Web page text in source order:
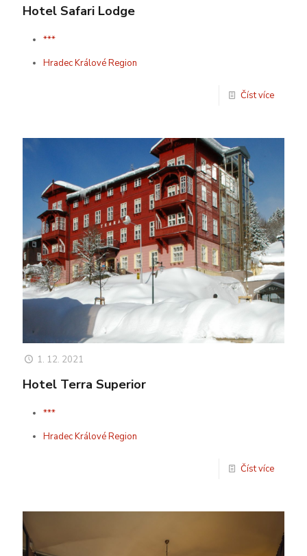
Hotel Safari Lodge
***
Hradec Králové Region
Číst více
1. 12. 2021
Hotel Terra Superior
***
Hradec Králové Region
Číst více